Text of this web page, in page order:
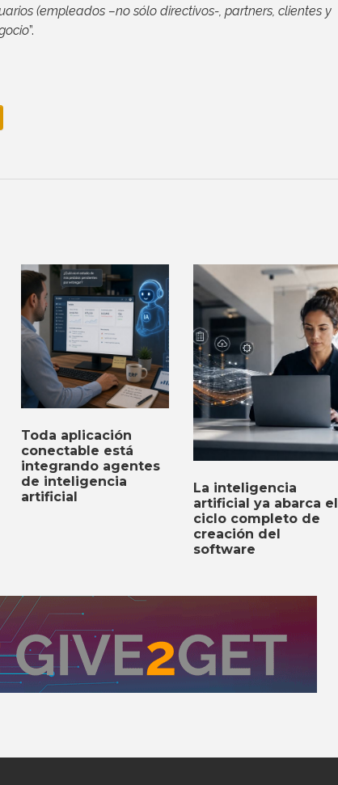
(empleados –no sólo directivos-, partners, clientes y
”.
Toda aplicación
conectable está
integrando agentes
de inteligencia
artificial
La inteligencia
artificial ya abarca el
ciclo completo de
creación del
software